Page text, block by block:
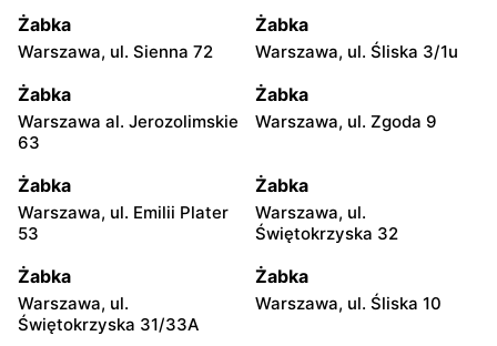
Żabka
Warszawa, ul. Sienna 72
Żabka
Warszawa, ul. Śliska 3/1u
Żabka
Warszawa al. Jerozolimskie
63
Żabka
Warszawa, ul. Zgoda 9
Żabka
Warszawa, ul. Emilii Plater
53
Żabka
Warszawa, ul.
Świętokrzyska 32
Żabka
Warszawa, ul.
Świętokrzyska 31/33A
Żabka
Warszawa, ul. Śliska 10